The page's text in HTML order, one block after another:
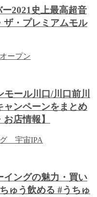
ー2021史上最高超音
ザ・プレミアムモル
モール川口/川口前川
ャンペーンをまとめ
店情報】
イングの魅力・買い
ゅう飲める #うちゅ